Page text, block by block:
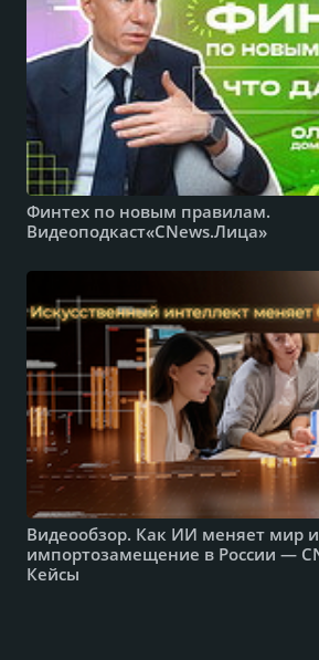
Финтех по новым правилам.
Видеоподкаст«CNews.Лица»
Видеообзор. Как ИИ меняет мир и
импортозамещение в России —
Кейсы